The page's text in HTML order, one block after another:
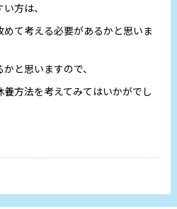
方は、
て考える必要があるかと思いま
と思いますので、
方法を考えてみてはいかがでし